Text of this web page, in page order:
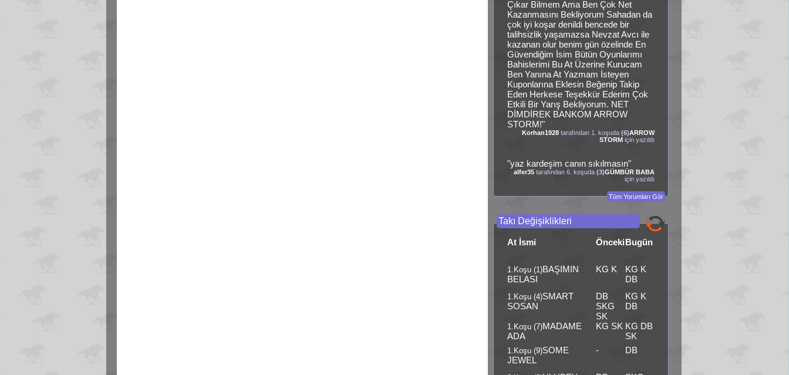
Çıkar Bilmem Ama Ben Çok Net
Kazanmasını Bekliyorum Sahadan da
çok iyi koşar denildi bencede bir
talihsizlik yaşamazsa Nevzat Avcı ile
kazanan olur benim gün özelinde En
Güvendiğim İsim Bütün Oyunlarımı
Bahislerimi Bu At Üzerine Kurucam
Ben Yanına At Yazmam İsteyen
Kuponlarına Eklesin Beğenip Takip
Eden Herkese Teşekkür Ederim Çok
Etkili Bir Yarış Bekliyorum. NET
DİMDİREK BANKOM ARROW
STORM!"
Korhan1928 tarafından 1. koşuda(6)ARROW
STORM için yazıldı
"yaz kardeşim canın sıkılmasın"
alfer35 tarafından 6. koşuda(3)GÜMBÜR BABA
için yazıldı
Tüm Yorumları Gör
Takı Değişiklikleri
At İsmi ÖncekiBugün
1.Koşu (1)BAŞIMIN
BELASI
KG K
KG K
DB
1.Koşu (4)SMART
SOSAN
DB
SKG
SK
KG K
DB
1.Koşu (7)MADAME
ADA
KG SK KG DB
SK
1.Koşu (9)SOME
JEWEL
- DB